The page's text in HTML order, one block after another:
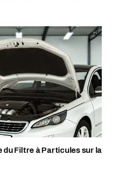
du Filtre à Particules sur la